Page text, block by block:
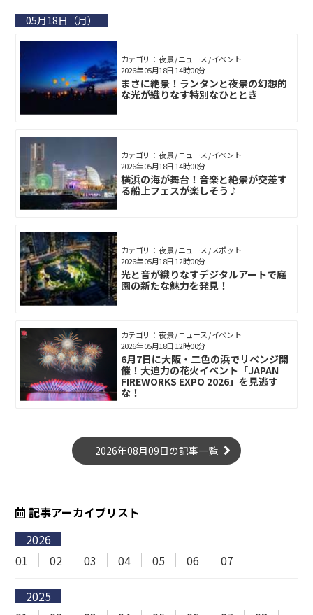
05月18日（月）
カテゴリ： 夜景 / ニュース / イベント
まさに絶景！ランタンと夜景の幻想的
な光が織りなす特別なひととき
2026年05月18日 14時00分
カテゴリ： 夜景 / ニュース / イベント
横浜の海が舞台！音楽と絶景が交差す
る船上フェスが楽しそう♪
2026年05月18日 14時00分
カテゴリ： 夜景 / ニュース / スポット
光と音が織りなすデジタルアートで庭
園の新たな魅力を発見！
2026年05月18日 12時00分
カテゴリ： 夜景 / ニュース / イベント
6月7日に大阪・二色の浜でリベンジ開
催！大迫力の花火イベント「JAPAN
FIREWORKS EXPO 2026」を見逃す
な！
2026年05月18日 12時00分
2026年08月09日の記事一覧
記事アーカイブリスト
2026
01
02 03 04 05 06 07
2025